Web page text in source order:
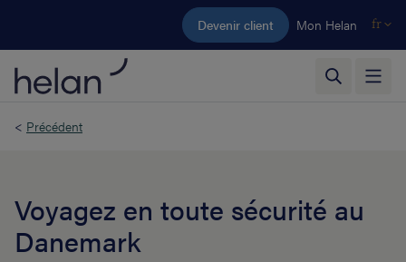
Aller au contenu principal
Devenir client Mon Helan fr
< Précédent
Voyagez en toute sécurité au
Danemark